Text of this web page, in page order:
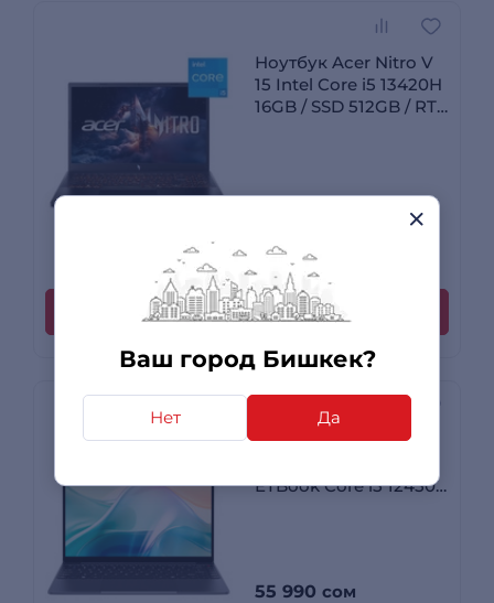
Ваш город Бишкек?
Нет Да
4 отзыва
Ноутбук Acer Nitro V
15 Intel Core i5 13420H
16GB / SSD 512GB / RTX
108 490
Купить
Ноутбук Acer Gadget
ETBook Core i5 12450H
55 990 сом